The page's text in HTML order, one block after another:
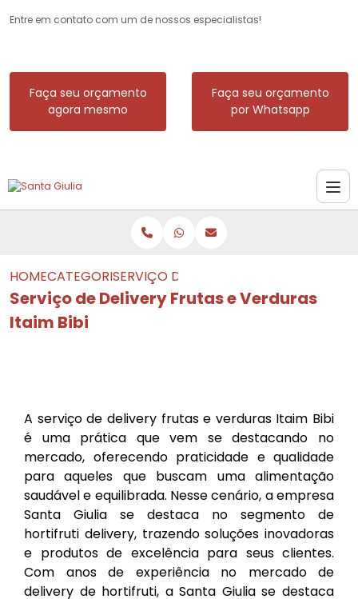
Entre em contato com um de nossos especialistas!
Faça seu orçamento
agora mesmo
Faça seu orçamento
por Whatsapp
HOMECATEGORIASSERVIÇO DE DELIVERY FRUTAS E
Serviço de Delivery Frutas e Verduras
Itaim Bibi
A serviço de delivery frutas e verduras Itaim Bibi
é uma prática que vem se destacando no
mercado, oferecendo praticidade e qualidade
para aqueles que buscam uma alimentação
saudável e equilibrada. Nesse cenário, a empresa
Santa Giulia se destaca no segmento de
hortifruti delivery, trazendo soluções inovadoras
e produtos de excelência para seus clientes.
Com anos de experiência no mercado de
delivery de hortifruti, a Santa Giulia se destaca